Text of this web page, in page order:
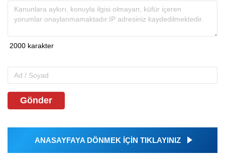
Gönder
ANASAYFAYA DÖNMEK İÇİN TIKLAYINIZ